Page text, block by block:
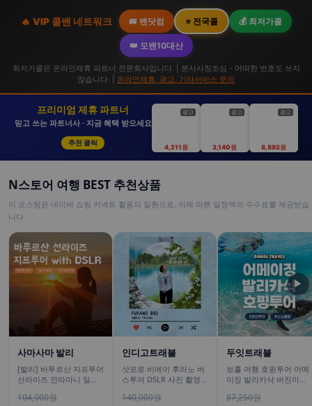
🔥 VIP 콜밴 네트워크 🚐 밴닷컴 ⭐ 전국콜 💰 최저가콜
👑 모밴10대산
최저가콜은 온라인제휴 파트너 전문회사입니다. | 본사사칭조심 - 어떠한 번호도 쓰지
않습니다. | 온라인제휴, 광고, 기타서비스 문의
프리미엄 제휴 파트너
믿고 쓰는 파트너사 · 지금 혜택 받으세요
추천 클릭
광고
4,211원
광고
3,140원
광고
8,892원
N스토어 여행 BEST 추천상품
이 포스팅은 네이버 쇼핑 커넥트 활동의 일환으로, 이에 따른 일정액의 수수료를 제공받습
니다.
사마사마 발리
[발리] 바투르산 지프투어
선라이즈 낀따마니 일출
택시투어
104,000원
인디고트래블
삿포로 비에이 후라노 버
스투어 DSLR 사진 촬영
140,000원
두잇트래블
보홀 여행 호핑투어 어메
이징 발리카삭 버진아일
랍 포함
87,250원
▶